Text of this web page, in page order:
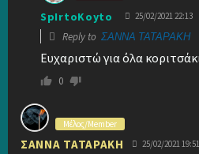
SpIrtoKoyto 25/02/2021 22:13
Reply to ΣΑΝΝΑ ΤΑΤΑΡΑΚΗ
Ευχαριστώ για όλα
0
Μέλος/Member
ΣΑΝΝΑ ΤΑΤΑΡΑΚΗ 25/02/2021 19:51